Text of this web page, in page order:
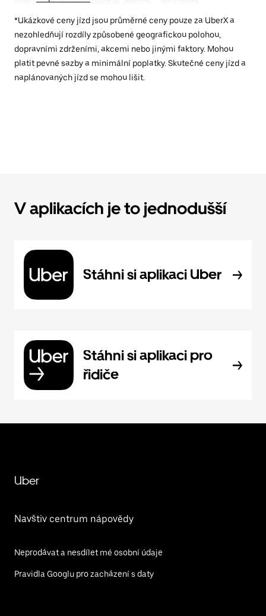
*Ukázkové ceny jízd jsou průměrné ceny pouze za UberX a
nezohledňují rozdíly způsobené geografickou polohou,
dopravními zdrženími, akcemi nebo jinými faktory. Mohou
platit pevné sazby a minimální poplatky. Skutečné ceny jízd a
naplánovaných jízd se mohou lišit.
V aplikacích je to jednodušší
Stáhni si aplikaci Uber
Stáhni si aplikaci pro
řidiče
Uber
Navštiv centrum nápovědy
Neprodávat a nesdílet mé osobní údaje
Pravidla Googlu pro zacházení s daty